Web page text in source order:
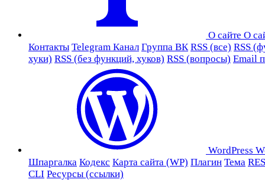
О сайте О
Контакты Telegram Канал Группа ВК RSS (все) RSS
хуки) RSS (без функций, хуков) RSS (вопросы) Email
WordPress
Шпаргалка Кодекс Карта сайта (WP) Плагин Тема
CLI Ресурсы (ссылки)